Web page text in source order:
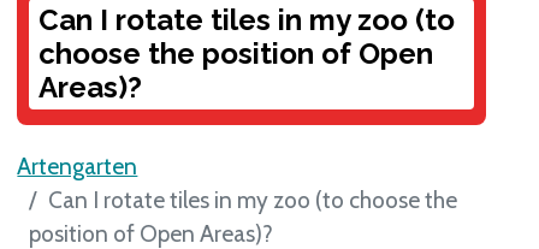
Can I rotate tiles in my zoo (to
choose the position of Open
Areas)?
Artengarten
Can I rotate tiles in my zoo (to choose the
position of Open Areas)?